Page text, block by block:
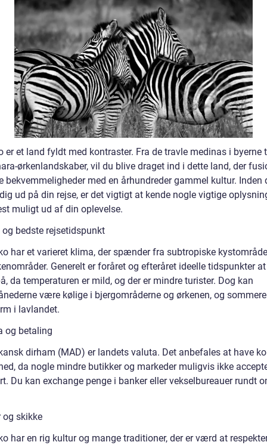
er et land fyldt med kontraster. Fra de travle medinas i byerne
ørkenlandskaber, vil du blive draget ind i dette land, der
bekvemmeligheder med en århundreder gammel kultur. Inden
ud på din rejse, er det vigtigt at kende nogle vigtige
muligt ud af din oplevelse.
bedste rejsetidspunkt
har et varieret klima, der spænder fra subtropiske
Generelt er foråret og efteråret ideelle tidspunkter
da temperaturen er mild, og der er mindre turister. Dog kan
være kølige i bjergområderne og ørkenen, og
i lavlandet.
og betaling
dirham (MAD) er landets valuta. Det anbefales at have
da nogle mindre butikker og markeder muligvis ikke
Du kan exchange penge i banker eller vekselbureauer rundt
skikke
har en rig kultur og mange traditioner, der er værd at